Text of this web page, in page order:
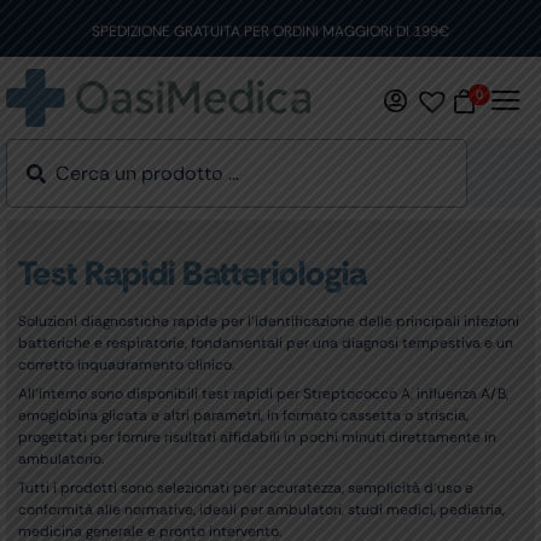
content
SPEDIZIONE GRATUITA PER ORDINI MAGGIORI DI 199€
0
Test Rapidi Batteriologia
Soluzioni diagnostiche rapide per l’identificazione delle principali infezioni
batteriche e respiratorie, fondamentali per una diagnosi tempestiva e un
corretto inquadramento clinico.
All’interno sono disponibili test rapidi per Streptococco A, influenza A/B,
emoglobina glicata e altri parametri, in formato cassetta o striscia,
progettati per fornire risultati affidabili in pochi minuti direttamente in
ambulatorio.
Tutti i prodotti sono selezionati per accuratezza, semplicità d’uso e
conformità alle normative, ideali per ambulatori, studi medici, pediatria,
medicina generale e pronto intervento.